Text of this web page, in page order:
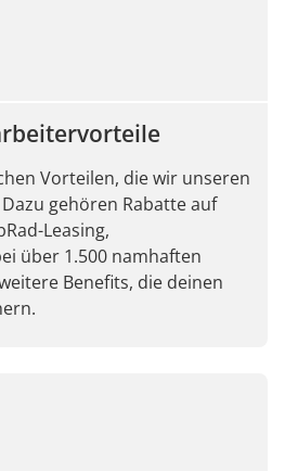
Vorteilen, die wir unseren
gehören Rabatte auf
Leasing,
über 1.500 namhaften
Benefits, die deinen